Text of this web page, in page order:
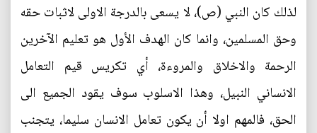
لذلك كان النبي (ص)، لا يسعى بالدرجة الاولى لاثبات حقه
وحق المسلمين، وانما كان الهدف الأول هو تعليم الآخرين
الرحمة والاخلاق والمروءة، أي تكريس قيم التعامل
الانساني النبيل، وهذا الاسلوب سوف يقود الجميع الى
الحق، فالمهم اولا أن يكون تعامل الانسان سليما، يتجنب